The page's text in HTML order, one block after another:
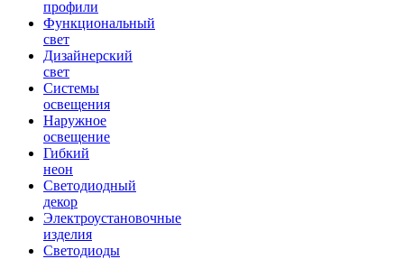
профили
Функциональный
свет
Дизайнерский
свет
Системы
освещения
Наружное
освещение
Гибкий
неон
Светодиодный
декор
Электроустановочные
изделия
Светодиоды